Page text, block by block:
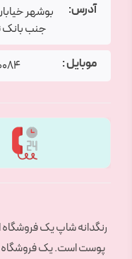
آدرس:
بوشهر
جنب بانک
موبایل :
رنگدانه شاپ یک فروشگاه
پوست است. یک فروشگاه